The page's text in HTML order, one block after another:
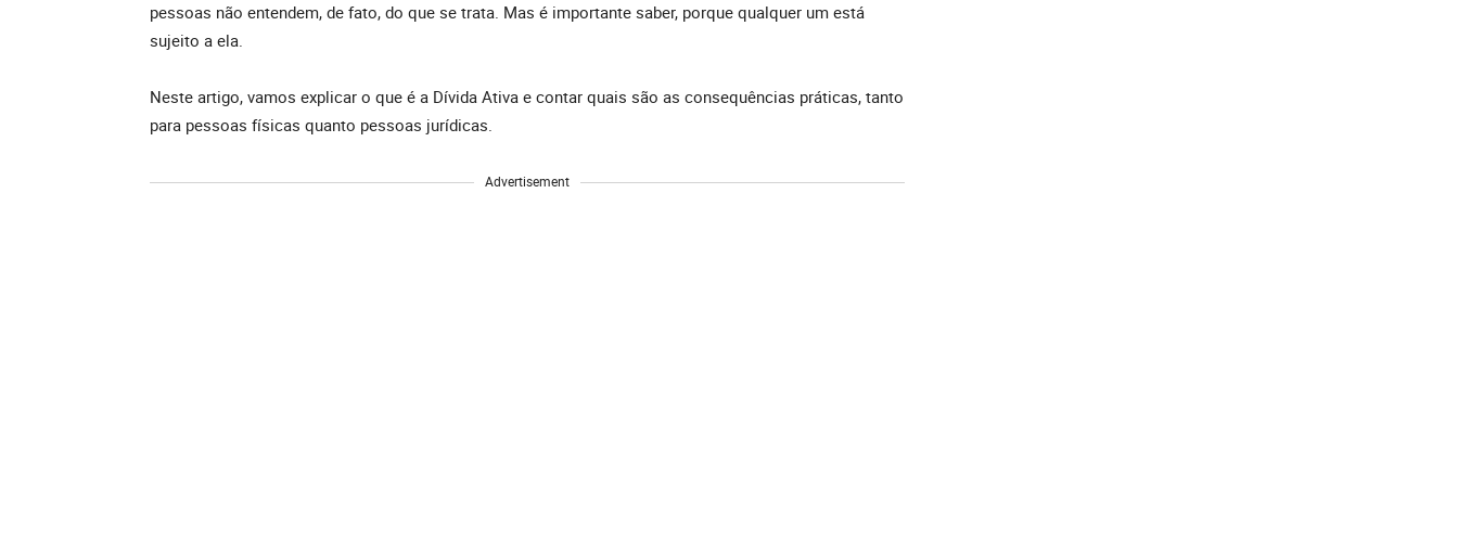
pessoas não entendem, de fato, do que se trata. Mas é importante saber, porque qualquer um está
sujeito a ela.
Neste artigo, vamos explicar o que é a Dívida Ativa e contar quais são as consequências práticas, tanto
para pessoas físicas quanto pessoas jurídicas.
Advertisement